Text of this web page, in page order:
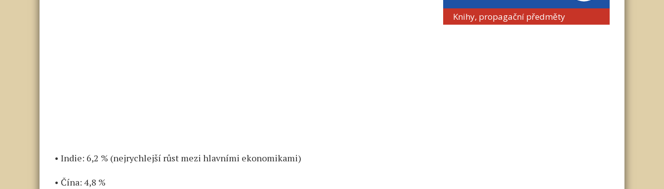
• Indie: 6,2 % (nejrychlejší růst mezi hlavními ekonomikami)
• Čína: 4,8 %
Knihy, propagační předměty